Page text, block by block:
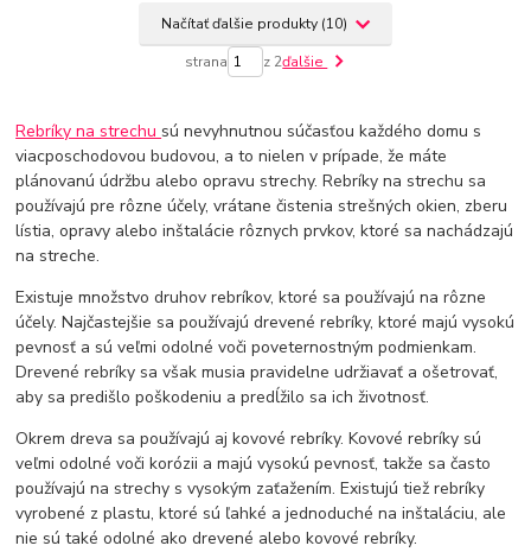
Načítať ďalšie produkty (10)
strana z 2ďalšie
Rebríky na strechu sú nevyhnutnou súčasťou každého domu s
viacposchodovou budovou, a to nielen v prípade, že máte
plánovanú údržbu alebo opravu strechy. Rebríky na strechu sa
používajú pre rôzne účely, vrátane čistenia strešných okien, zberu
lístia, opravy alebo inštalácie rôznych prvkov, ktoré sa nachádzajú
na streche.
Existuje množstvo druhov rebríkov, ktoré sa používajú na rôzne
účely. Najčastejšie sa používajú drevené rebríky, ktoré majú vysokú
pevnosť a sú veľmi odolné voči poveternostným podmienkam.
Drevené rebríky sa však musia pravidelne udržiavať a ošetrovať,
aby sa predišlo poškodeniu a predĺžilo sa ich životnosť.
Okrem dreva sa používajú aj kovové rebríky. Kovové rebríky sú
veľmi odolné voči korózii a majú vysokú pevnosť, takže sa často
používajú na strechy s vysokým zaťažením. Existujú tiež rebríky
vyrobené z plastu, ktoré sú ľahké a jednoduché na inštaláciu, ale
nie sú také odolné ako drevené alebo kovové rebríky.